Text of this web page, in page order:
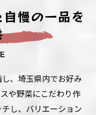
慢の一品を
、埼玉県内でお好み
や野菜にこだわり作
し、バリエーション